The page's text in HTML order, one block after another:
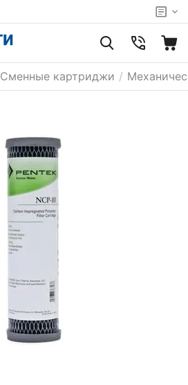
Сменные картриджи /